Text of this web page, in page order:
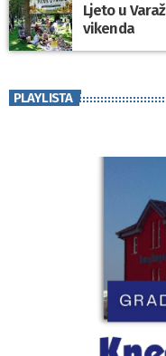
Ljeto u
vikenda
PLAYLISTA